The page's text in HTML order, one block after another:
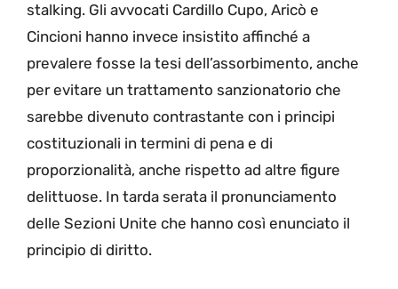
stalking. Gli avvocati Cardillo Cupo, Aricò e
Cincioni hanno invece insistito affinché a
prevalere fosse la tesi dell’assorbimento, anche
per evitare un trattamento sanzionatorio che
sarebbe divenuto contrastante con i principi
costituzionali in termini di pena e di
proporzionalità, anche rispetto ad altre figure
delittuose. In tarda serata il pronunciamento
delle Sezioni Unite che hanno così enunciato il
principio di diritto.